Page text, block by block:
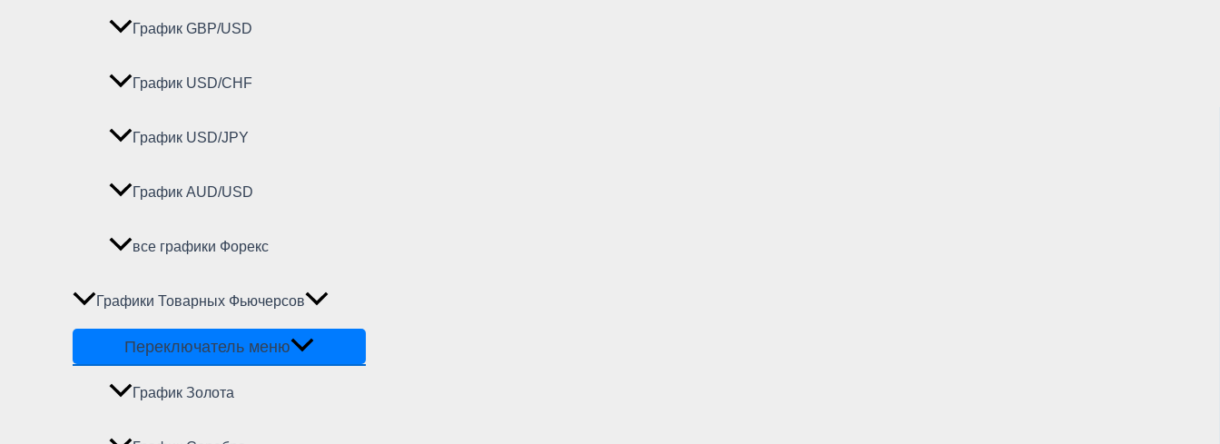
График GBP/USD
График USD/CHF
График USD/JPY
График AUD/USD
все графики Форекс
Графики Товарных Фьючерсов
Переключатель меню
График Золота